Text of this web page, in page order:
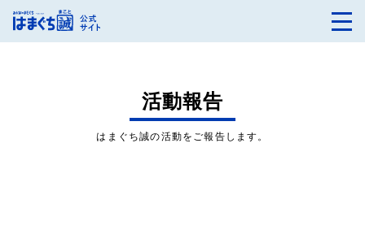
活動報告
はまぐち誠の活動をご報告します。